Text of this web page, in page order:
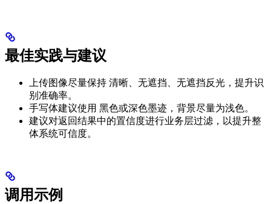
最佳实践与建议
上传图像尽量保持 清晰、无遮挡、无遮挡反光，提升识
别准确率。
手写体建议使用 黑色或深色墨迹，背景尽量为浅色。
建议对返回结果中的置信度进行业务层过滤，以提升整
体系统可信度。
调用示例